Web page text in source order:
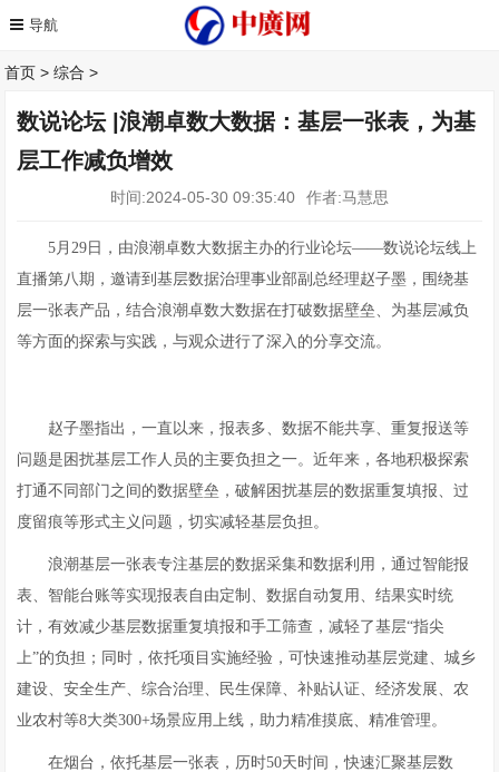
首页 >综合 >
数说论坛 |浪潮卓数大数据：基层一张表，为基
层工作减负增效
时间:2024-05-30 09:35:40 作者:马慧思
5月29日，由浪潮卓数大数据主办的行业论坛——数说论坛线上
直播第八期，邀请到基层数据治理事业部副总经理赵子墨，围绕基
层一张表产品，结合浪潮卓数大数据在打破数据壁垒、为基层减负
等方面的探索与实践，与观众进行了深入的分享交流。
赵子墨指出，一直以来，报表多、数据不能共享、重复报送等
问题是困扰基层工作人员的主要负担之一。近年来，各地积极探索
打通不同部门之间的数据壁垒，破解困扰基层的数据重复填报、过
度留痕等形式主义问题，切实减轻基层负担。
浪潮基层一张表专注基层的数据采集和数据利用，通过智能报
表、智能台账等实现报表自由定制、数据自动复用、结果实时统
计，有效减少基层数据重复填报和手工筛查，减轻了基层“指尖
上”的负担；同时，依托项目实施经验，可快速推动基层党建、城乡
建设、安全生产、综合治理、民生保障、补贴认证、经济发展、农
业农村等8大类300+场景应用上线，助力精准摸底、精准管理。
在烟台，依托基层一张表，历时50天时间，快速汇聚基层数